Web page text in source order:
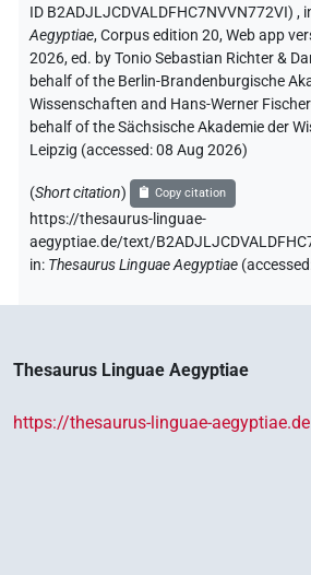
ID B2ADJLJCDVALDFHC7NVVN772VI) ,
Aegyptiae,Corpus edition 20, Web app
2026, ed. by Tonio Sebastian Richter &
behalf of the Berlin-Brandenburgische
Wissenschaften and Hans-Werner
behalf of the Sächsische Akademie der
Leipzig (accessed:08 Aug 2026)
(Short citation) Copy citation
https://thesaurus-linguae-
aegyptiae.de/text/
in: Thesaurus Linguae Aegyptiae (accessed
Thesaurus Linguae Aegyptiae
https://thesaurus-linguae-aegyptiae.de